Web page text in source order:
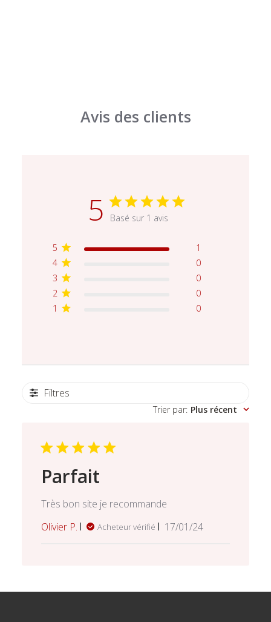
Avis des clients
5 Basé sur 1 avis
5
1
4
0
3
0
2
0
1
0
Filtres
Trier par: Plus récent
Parfait
Très bon site je recommande
Olivier P.
Acheteur vérifié
Date
17/01/24